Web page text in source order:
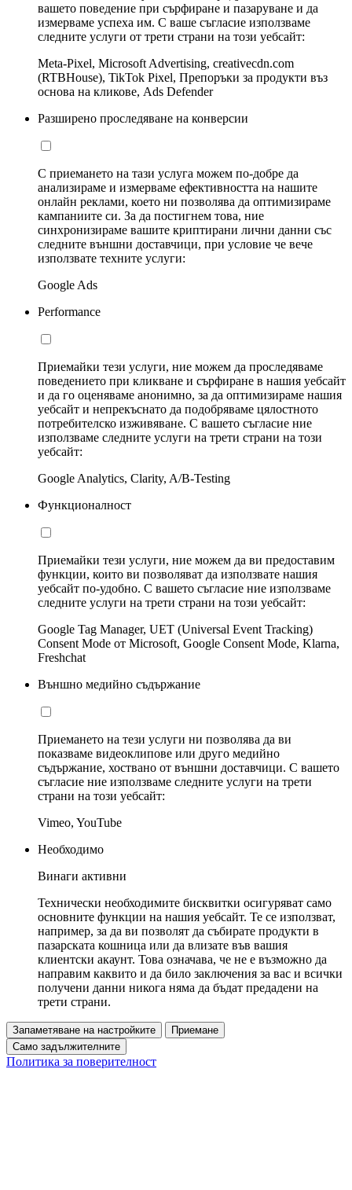
вашето поведение при сърфиране и пазаруване и да
измерваме успеха им. С ваше съгласие използваме
следните услуги от трети страни на този уебсайт:
Meta-Pixel, Microsoft Advertising, creativecdn.com
(RTBHouse), TikTok Pixel, Препоръки за продукти въз
основа на кликове, Ads Defender
Разширено проследяване на конверсии
С приемането на тази услуга можем по-добре да
анализираме и измерваме ефективността на нашите
онлайн реклами, което ни позволява да оптимизираме
кампаниите си. За да постигнем това, ние
синхронизираме вашите криптирани лични данни със
следните външни доставчици, при условие че вече
използвате техните услуги:
Google Ads
Performance
Приемайки тези услуги, ние можем да проследяваме
поведението при кликване и сърфиране в нашия уебсайт
и да го оценяваме анонимно, за да оптимизираме нашия
уебсайт и непрекъснато да подобряваме цялостното
потребителско изживяване. С вашето съгласие ние
използваме следните услуги на трети страни на този
уебсайт:
Google Analytics, Clarity, A/B-Testing
Функционалност
Приемайки тези услуги, ние можем да ви предоставим
функции, които ви позволяват да използвате нашия
уебсайт по-удобно. С вашето съгласие ние използваме
следните услуги на трети страни на този уебсайт:
Google Tag Manager, UET (Universal Event Tracking)
Consent Mode от Microsoft, Google Consent Mode, Klarna,
Freshchat
Външно медийно съдържание
Приемането на тези услуги ни позволява да ви
показваме видеоклипове или друго медийно
съдържание, хоствано от външни доставчици. С вашето
съгласие ние използваме следните услуги на трети
страни на този уебсайт:
Vimeo, YouTube
Необходимо
Винаги активни
Технически необходимите бисквитки осигуряват само
основните функции на нашия уебсайт. Те се използват,
например, за да ви позволят да събирате продукти в
пазарската кошница или да влизате във вашия
клиентски акаунт. Това означава, че не е възможно да
направим каквито и да било заключения за вас и всички
получени данни никога няма да бъдат предадени на
трети страни.
Запаметяване на настройките
Приемане
Само задължителните
Политика за поверителност